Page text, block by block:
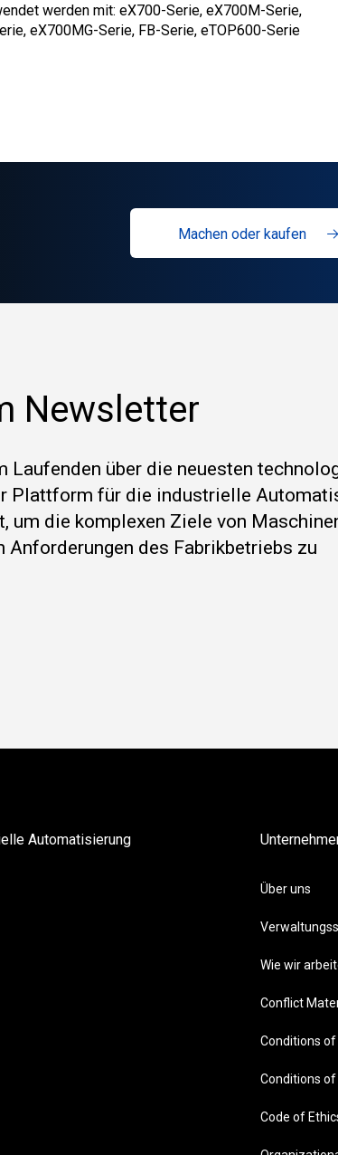
werden mit: eX700-Serie, eX700M-Serie,
eX700MG-Serie, FB-Serie, eTOP600-Serie
Machen oder kaufen
Newsletter
Laufenden über die neuesten
Plattform für die industrielle
um die komplexen Ziele von
Anforderungen des Fabrikbetriebs zu
Automatisierung
Über uns
Wie wir
Conflict
Conditions of
Conditions
Code of